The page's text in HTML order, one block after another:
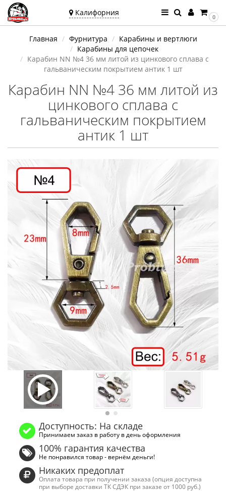
Калифорния
Калифорния
Угадали?
0
Главная Фурнитура
Карабины и вертлюги
Карабины для цепочек
Карабин NN №4 36 мм литой из цинкового сплава с
гальваническим покрытием антик 1 шт
Карабин NN №4 36 мм литой из
цинкового сплава с
гальваническим покрытием
антик 1 шт
Доступность: На складе
Принимаем заказ в работу в день оформления
100% гарантия качества
Не понравился товар - вернём деньги!
Никаких предоплат
Оплата товара при получении заказа (опция доступна
при выборе доставки ТК СДЭК при заказе от 1000 руб.)